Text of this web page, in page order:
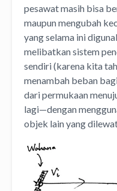
pesawat masih bisa
maupun mengubah
yang selama ini
melibatkan sistem
sendiri (karena kita
menambah beban
dari permukaan
lagi—dengan
objek lain yang